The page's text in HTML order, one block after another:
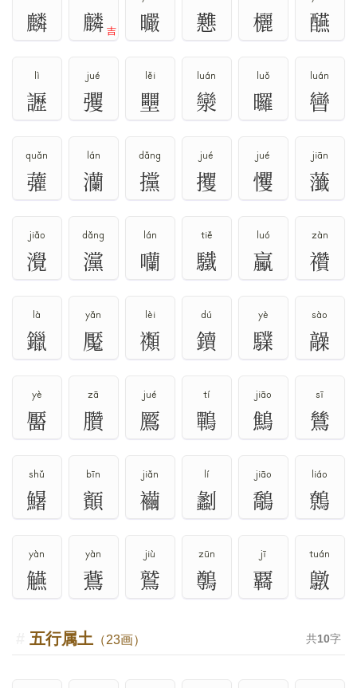
麟 麟 吉 曮 戁 欐 醼
lì
讈
jué
彏
lěi
壨
luán
灓
luǒ
曪
luán
曫
quǎn
虇
lán
灡
dǎng
攩
jué
攫
jué
戄
jiān
虃
jiǎo
灚
dǎng
灙
lán
囒
tiě
驖
luó
驘
zàn
禶
là
鑞
yǎn
魘
lèi
禷
dú
鑟
yè
驜
sào
髞
yè
靨
zā
臢
jué
鷢
tí
鷤
jiāo
鷦
sī
鷥
shǔ
鱪
bīn
顮
jiǎn
襺
lí
劙
jiāo
鷮
liáo
鷯
yàn
觾
yàn
鷰
jiù
鷲
zūn
鷷
jī
覉
tuán
鷻
五行属土 （23画） 共10字